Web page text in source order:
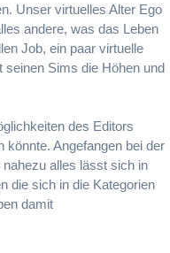
Unser virtuelles Alter Ego
andere, was das Leben
Job, ein paar virtuelle
seinen Sims die Höhen und
des Editors
Angefangen bei der
alles lässt sich in
die sich in die Kategorien
damit